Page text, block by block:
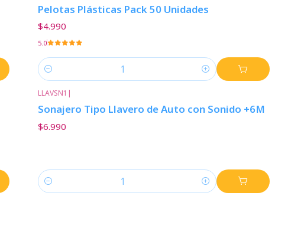
Pelotas Plásticas Pack 50 Unidades
$4.990
5.0
Cantidad
LLAVSN1 |
Sonajero Tipo Llavero de Auto con Sonido +6M
$6.990
Cantidad